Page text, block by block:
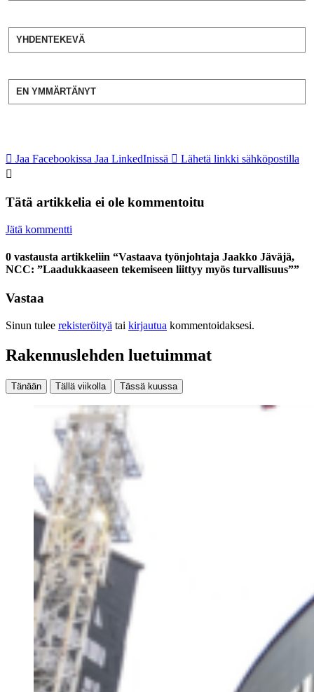
YHDENTEKEVÄ
EN YMMÄRTÄNYT
Jaa Facebookissa Jaa LinkedInissä Lähetä linkki sähköpostilla
Tätä artikkelia ei ole kommentoitu
Jätä kommentti
0 vastausta artikkeliin “Vastaava työnjohtaja Jaakko Jäväjä,
NCC: ”Laadukkaaseen tekemiseen liittyy myös turvallisuus””
Vastaa
Sinun tulee rekisteröityä tai kirjautua kommentoidaksesi.
Rakennuslehden luetuimmat
Tänään Tällä viikolla Tässä kuussa